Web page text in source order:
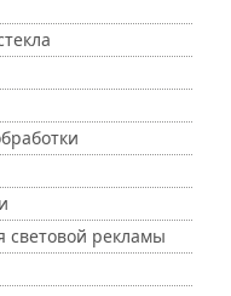
световой рекламы